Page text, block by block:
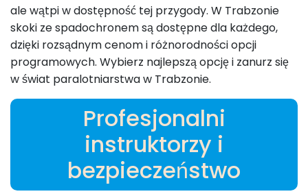
ale wątpi w dostępność tej przygody. W Trabzonie
skoki ze spadochronem są dostępne dla każdego,
dzięki rozsądnym cenom i różnorodności opcji
programowych. Wybierz najlepszą opcję i zanurz się
w świat paralotniarstwa w Trabzonie.
Profesjonalni
instruktorzy i
bezpieczeństwo